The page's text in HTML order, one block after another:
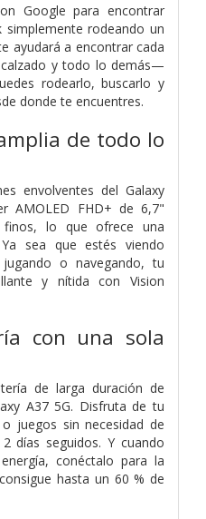
Google para encontrar
rodeando un
ayudará a encontrar cada
y todo lo demás—
rodearlo, buscarlo y
donde te encuentres.
de todo lo
envolventes del Galaxy
AMOLED FHD+ de 6,7"
lo que ofrece una
sea que estés viendo
o navegando, tu
y nítida con Vision
con una sola
de larga duración de
A37 5G. Disfruta de tu
juegos sin necesidad de
días seguidos. Y cuando
conéctalo para la
hasta un 60 % de